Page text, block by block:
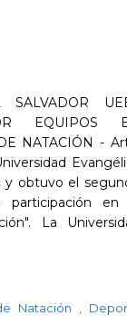
SALVADOR
EQUIPOS
NATACIÓN -
y obtuvo el
participación en
La
Natación